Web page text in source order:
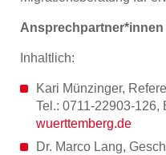
Ansprechpartner*innen
Inhaltlich:
Kari Münzinger,
Tel.: 0711-22903-126,
wuerttemberg.de
Dr. Marco Lang,